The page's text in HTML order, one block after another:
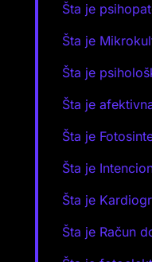
Šta je
Šta je
Šta je
Šta je
Šta je
Šta je
Šta je
Šta je Račun